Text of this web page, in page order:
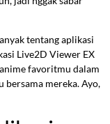
tentang aplikasi
Live2D Viewer EX
favoritmu dalam
bersama mereka. Ayo,